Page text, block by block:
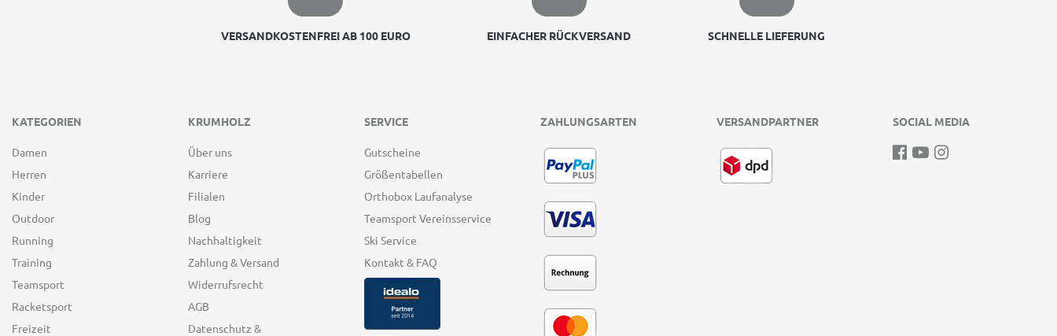
VERSANDKOSTENFREI AB 100 EURO EINFACHER RÜCKVERSAND SCHNELLE LIEFERUNG
KATEGORIEN
Damen
Herren
Kinder
Outdoor
Running
Training
Teamsport
Racketsport
Freizeit
KRUMHOLZ
Über uns
Karriere
Filialen
Blog
Nachhaltigkeit
Zahlung & Versand
Widerrufsrecht
AGB
Datenschutz &
SERVICE
Gutscheine
Größentabellen
Orthobox Laufanalyse
Teamsport Vereinsservice
Ski Service
Kontakt & FAQ
ZAHLUNGSARTEN VERSANDPARTNER SOCIAL MEDIA